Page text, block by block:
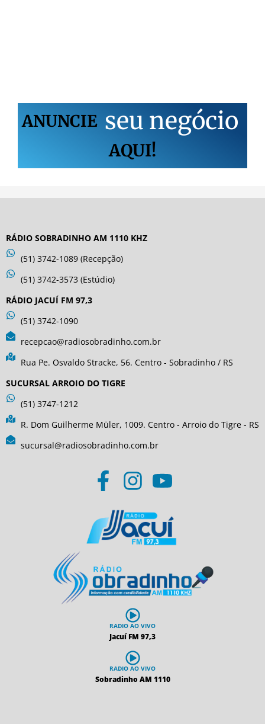
ANUNCIE seu negócio
AQUI!
RÁDIO SOBRADINHO AM 1110 KHZ
(51) 3742-1089 (Recepção)
(51) 3742-3573 (Estúdio)
RÁDIO JACUÍ FM 97,3
(51) 3742-1090
recepcao@radiosobradinho.com.br
Rua Pe. Osvaldo Stracke, 56. Centro - Sobradinho / RS
SUCURSAL ARROIO DO TIGRE
(51) 3747-1212
R. Dom Guilherme Müler, 1009. Centro - Arroio do Tigre - RS
sucursal@radiosobradinho.com.br
RADIO AO VIVO
Jacuí FM 97,3
RADIO AO VIVO
Sobradinho AM 1110